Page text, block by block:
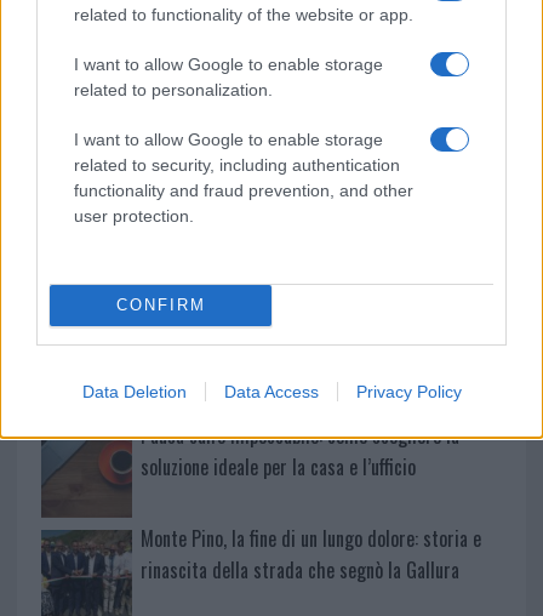
related to functionality of the website or app.
I want to allow Google to enable storage
related to personalization.
I want to allow Google to enable storage
related to security, including authentication
functionality and fraud prevention, and other
user protection.
CONFIRM
Data Deletion Data Access Privacy Policy
Le previsioni meteo per il weekend a Olbia e in
Gallura
Michelle Hunziker in Gallura, bella anche dal
vivo: un amico vip svela come fa
Calangianus, dopo le polemiche il centro
Olbia, divieto di sosta contro spaccio e degrado:
Pausa caffè impeccabile: come scegliere la
soluzione ideale per la casa e l’ufficio
Monte Pino, la fine di un lungo dolore: storia e
rinascita della strada che segnò la Gallura